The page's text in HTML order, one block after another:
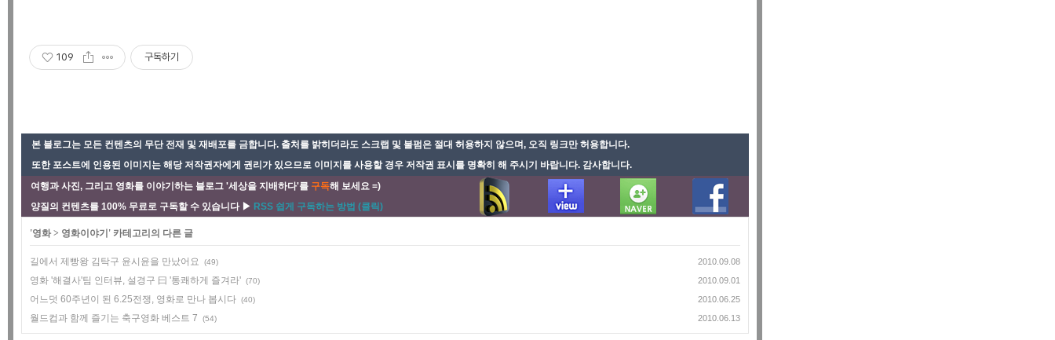
109 구독하기
본 블로그는 모든 컨텐츠의 무단 전재 및 재배포를 금합니다. 출처를 밝히더라도 스크랩 및 불펌은 절대 허용하지 않으며, 오직 링크만 허용합니다.
또한 포스트에 인용된 이미지는 해당 저작권자에게 권리가 있으므로 이미지를 사용할 경우 저작권 표시를 명확히 해 주시기 바랍니다. 감사합니다.
여행과 사진, 그리고 영화를 이야기하는 블로그 '세상을 지배하다'를 구독해 보세요 =)
양질의 컨텐츠를 100% 무료로 구독할 수 있습니다 ▶ RSS 쉽게 구독하는 방법 (클릭)
'영화 > 영화이야기 ' 카테고리의 다른 글
길에서 제빵왕 김탁구 윤시윤을 만났어요 (49) 2010.09.08
영화 '해결사'팀 인터뷰, 설경구 曰 '통쾌하게 즐겨라' (70) 2010.09.01
어느덧 60주년이 된 6.25전쟁, 영화로 만나 봅시다 (40) 2010.06.25
월드컵과 함께 즐기는 축구영화 베스트 7 (54) 2010.06.13